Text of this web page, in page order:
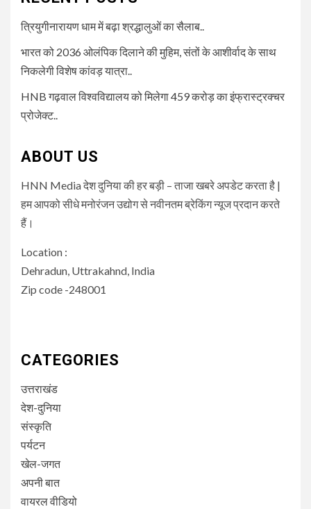
त्रियुगीनारायण धाम में बढ़ा श्रद्धालुओं का सैलाब..
भारत को 2036 ओलंपिक दिलाने की मुहिम, संतों के आशीर्वाद के साथ
निकलेगी विशेष कांवड़ यात्रा..
HNB गढ़वाल विश्वविद्यालय को मिलेगा 459 करोड़ का इंफ्रास्ट्रक्चर
प्रोजेक्ट..
ABOUT US
HNN Media देश दुनिया की हर बड़ी – ताजा खबरे अपडेट करता है |
हम आपको सीधे मनोरंजन उद्योग से नवीनतम ब्रेकिंग न्यूज प्रदान करते
हैं।
Location :
Dehradun, Uttrakahnd, India
Zip code -248001
CATEGORIES
उत्तराखंड
देश-दुनिया
संस्कृति
पर्यटन
खेल-जगत
अपनी बात
वायरल वीडियो